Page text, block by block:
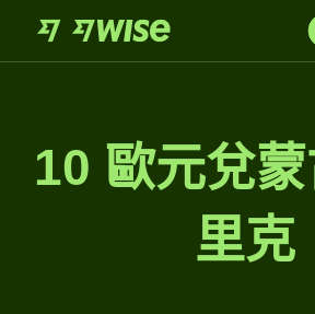
10 歐元兌
里克